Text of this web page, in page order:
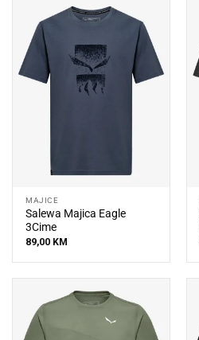
MAJICE
Salewa Majica Eagle
3Cime
89,00 KM